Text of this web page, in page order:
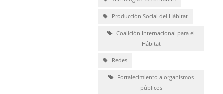
Producción Social del Hábitat
Coalición Internacional para el
Hábitat
Redes
Fortalecimiento a organismos
públicos